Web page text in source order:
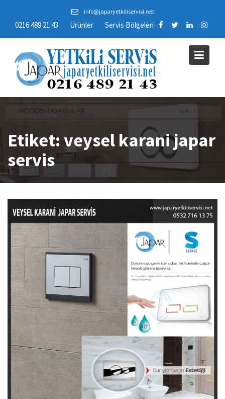
content
info@japaryetkiliservisi.net
0216 489 21 43 Ürünler Servis Bölgeleri
Etiket: veysel karani japar
servis